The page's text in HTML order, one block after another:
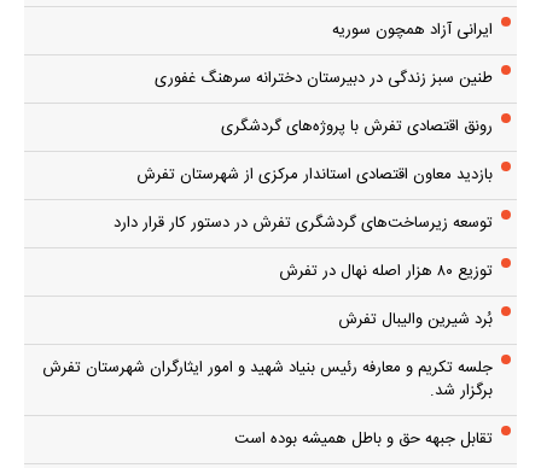
ایرانی آزاد همچون سوریه
طنین سبز زندگی در دبیرستان دخترانه سرهنگ غفوری
رونق اقتصادی تفرش با پروژه‌های گردشگری
بازدید معاون اقتصادی استاندار مرکزی از شهرستان تفرش
توسعه زیرساخت‌های گردشگری تفرش در دستور کار قرار دارد
توزیع ۸۰ هزار اصله نهال در تفرش
بُرد شیرین والیبال تفرش
جلسه تکریم و معارفه رئیس بنیاد شهید و امور ایثارگران شهرستان تفرش
برگزار شد.
تقابل جبهه حق و باطل همیشه بوده است